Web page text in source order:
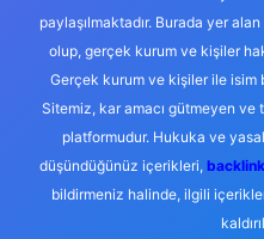
paylaşılmaktadır. Burada yer
olup, gerçek kurum ve kişiler
Gerçek kurum ve kişiler ile
Sitemiz, kar amacı gütmeyen ve
platformudur. Hukuka ve
düşündüğünüz içerikleri,
bildirmeniz halinde, ilgili